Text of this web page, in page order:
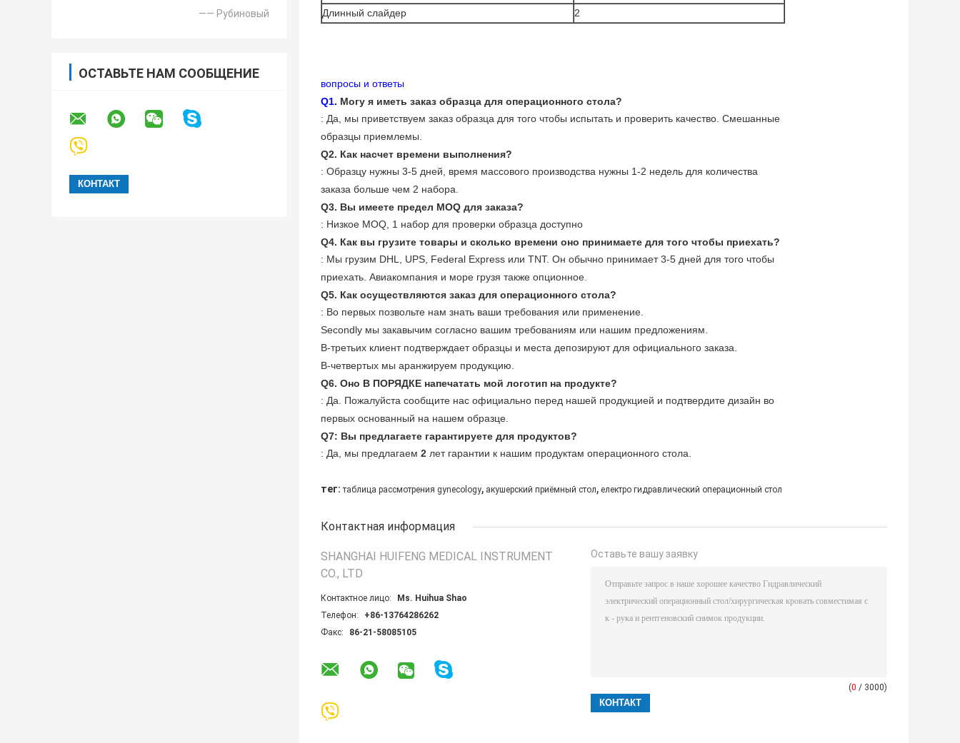
—— Рубиновый
ОСТАВЬТЕ НАМ СООБЩЕНИЕ
Длинный слайдер
2
вопросы и ответы
Q1. Могу я иметь заказ образца для операционного стола?
: Да, мы приветствуем заказ образца для того чтобы испытать и проверить качество. Смешанные
образцы приемлемы.
Q2. Как насчет времени выполнения?
: Образцу нужны 3-5 дней, время массового производства нужны 1-2 недель для количества
заказа больше чем 2 набора.
Q3. Вы имеете предел MOQ для заказа?
: Низкое MOQ, 1 набор для проверки образца доступно
Q4. Как вы грузите товары и сколько времени оно принимаете для того чтобы приехать?
: Мы грузим DHL, UPS, Federal Express или TNT. Он обычно принимает 3-5 дней для того чтобы
приехать. Авиакомпания и море грузя также опционное.
Q5. Как осуществляются заказ для операционного стола?
: Во первых позвольте нам знать ваши требования или применение.
Secondly мы закавычим согласно вашим требованиям или нашим предложениям.
В-третьих клиент подтверждает образцы и места депозируют для официального заказа.
В-четвертых мы аранжируем продукцию.
Q6. Оно В ПОРЯДКЕ напечатать мой логотип на продукте?
: Да. Пожалуйста сообщите нас официально перед нашей продукцией и подтвердите дизайн во
первых основанный на нашем образце.
Q7: Вы предлагаете гарантируете для продуктов?
: Да, мы предлагаем 2 лет гарантии к нашим продуктам операционного стола.
тег: таблица рассмотрения gynecology, акушерский приёмный стол, електро гидравлический операционный стол
Контактная информация
SHANGHAI HUIFENG MEDICAL INSTRUMENT
CO., LTD
Контактное лицо:
Ms. Huihua Shao
Телефон:
+86-13764286262
Факс:
86-21-58085105
Оставьте вашу заявку
(0 / 3000)